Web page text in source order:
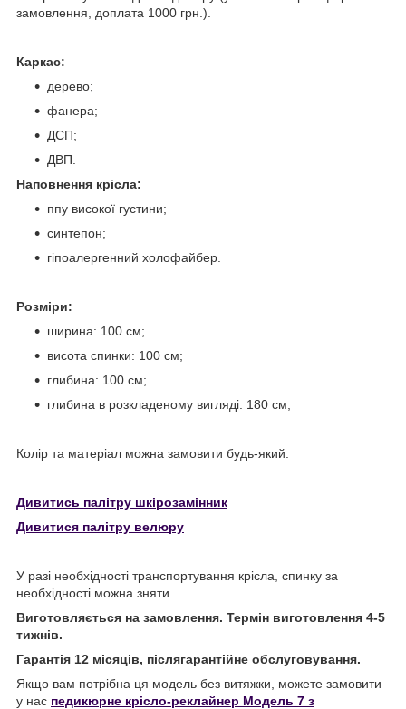
замовлення, доплата 1000 грн.).
Каркас:
дерево;
фанера;
ДСП;
ДВП.
Наповнення крісла:
ппу високої густини;
синтепон;
гіпоалергенний холофайбер.
Розміри:
ширина: 100 см;
висота спинки: 100 см;
глибина: 100 см;
глибина в розкладеному вигляді: 180 см;
Колір та матеріал можна замовити будь-який.
Дивитись палітру шкірозамінник
Дивитися палітру велюру
У разі необхідності транспортування крісла, спинку за
необхідності можна зняти.
Виготовляється на замовлення. Термін виготовлення 4-5
тижнів.
Гарантія 12 місяців, післягарантійне обслуговування.
Якщо вам потрібна ця модель без витяжки, можете замовити
у нас педикюрне крісло-реклайнер Модель 7 з